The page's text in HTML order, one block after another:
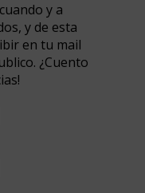
y a
y de esta
en tu mail
¿Cuento